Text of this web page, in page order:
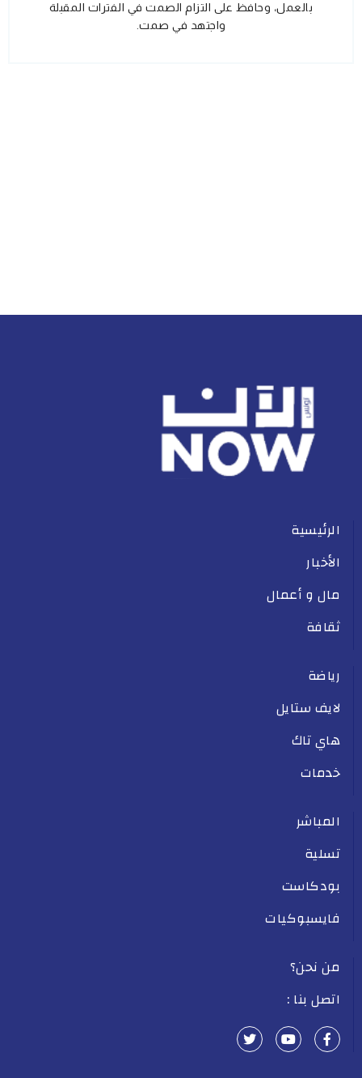
بالعمل، وحافظ على التزام الصمت في الفترات المقبلة
واجتهد في صمت.
الرئيسية
الأخبار
مال و أعمال
ثقافة
رياضة
لايف ستايل
هاي تاك
خدمات
المباشر
تسلية
بودكاست
فايسبوكيات
من نحن؟
اتصل بنا :